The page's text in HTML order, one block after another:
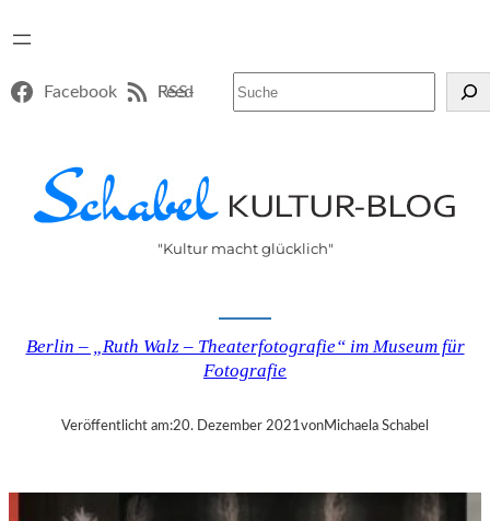
Facebook RSS-Feed
"Kultur macht glücklich"
Berlin – „Ruth Walz – Theaterfotografie“ im Museum für
Fotografie
Veröffentlicht am:20. Dezember 2021vonMichaela Schabel